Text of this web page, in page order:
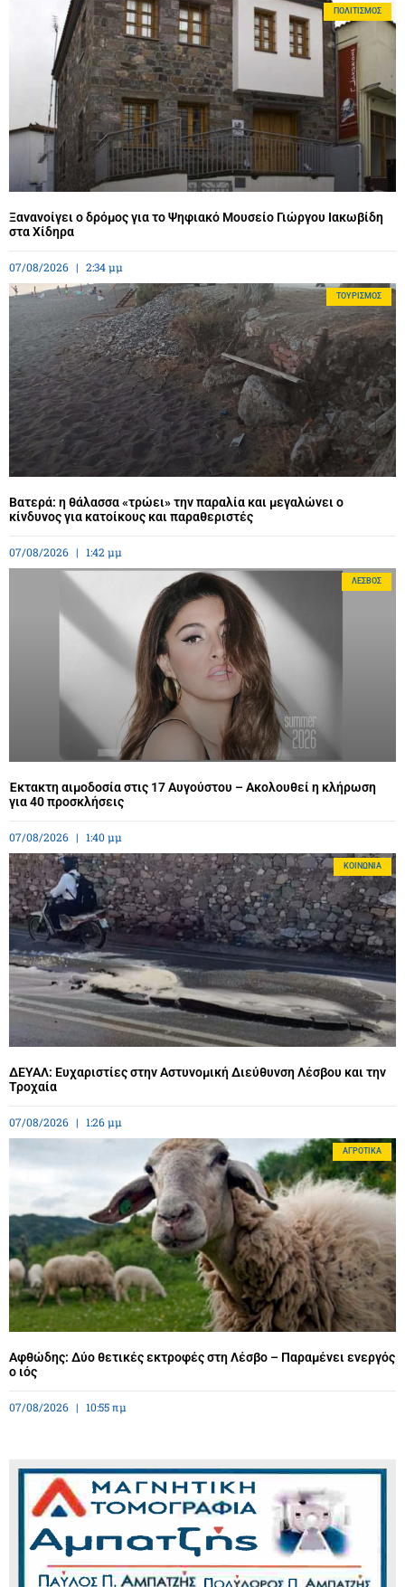
ΠΟΛΙΤΙΣΜΌΣ
Ξανανοίγει ο δρόμος για το Ψηφιακό Μουσείο Γιώργου Ιακωβίδη
στα Χίδηρα
07/08/2026 2:34 μμ
ΤΟΥΡΙΣΜΌΣ
Βατερά: η θάλασσα «τρώει» την παραλία και μεγαλώνει ο
κίνδυνος για κατοίκους και παραθεριστές
07/08/2026 1:42 μμ
ΛΈΣΒΟΣ
Έκτακτη αιμοδοσία στις 17 Αυγούστου – Ακολουθεί η κλήρωση
για 40 προσκλήσεις
07/08/2026 1:40 μμ
ΚΟΙΝΩΝΊΑ
ΔΕΥΑΛ: Ευχαριστίες στην Αστυνομική Διεύθυνση Λέσβου και την
Τροχαία
07/08/2026 1:26 μμ
ΑΓΡΟΤΙΚΆ
Αφθώδης: Δύο θετικές εκτροφές στη Λέσβο – Παραμένει ενεργός
ο ιός
07/08/2026 10:55 πμ